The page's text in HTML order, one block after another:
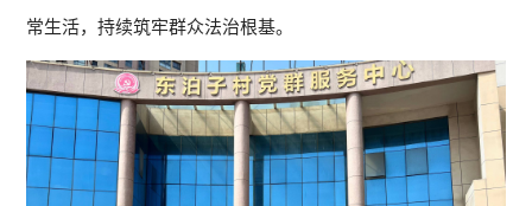
常生活，持续筑牢群众法治根基。